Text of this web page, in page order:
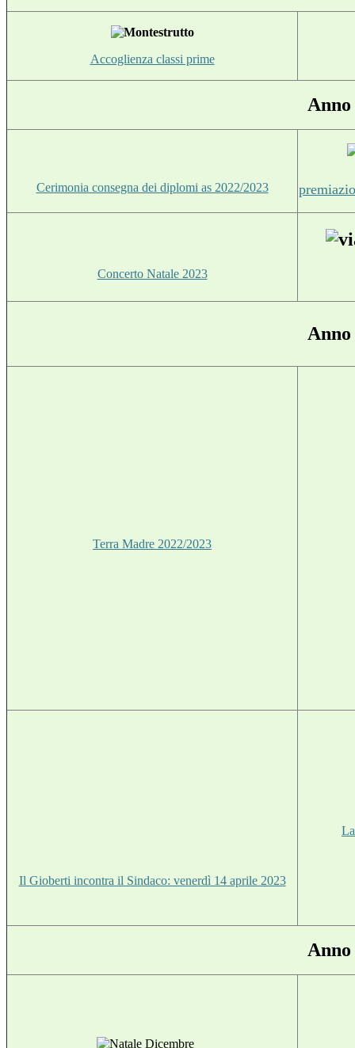
Accoglienza classi prime
Anno
Cerimonia consegna dei diplomi as 2022/2023
Concerto Natale 2023
Anno
Terra Madre 2022/2023
Il Gioberti incontra il Sindaco: venerdì 14 aprile 2023
Anno